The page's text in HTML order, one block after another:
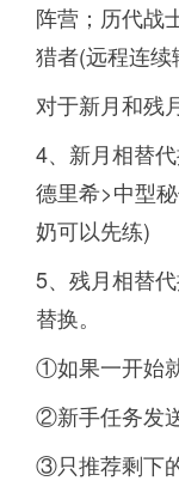
阵营；历代战
猎者(远程连
对于新月和残
4、新月相替
德里希>中型
奶可以先练)
5、残月相替
替换。
①如果一开始
②新手任务发
③只推荐剩下